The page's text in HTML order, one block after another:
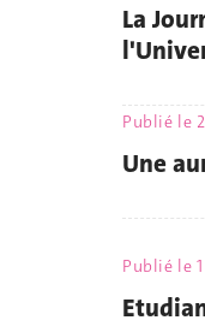
La
Publié le
Une
Publié le